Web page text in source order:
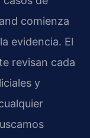
comienza
evidencia. El
revisan cada
y